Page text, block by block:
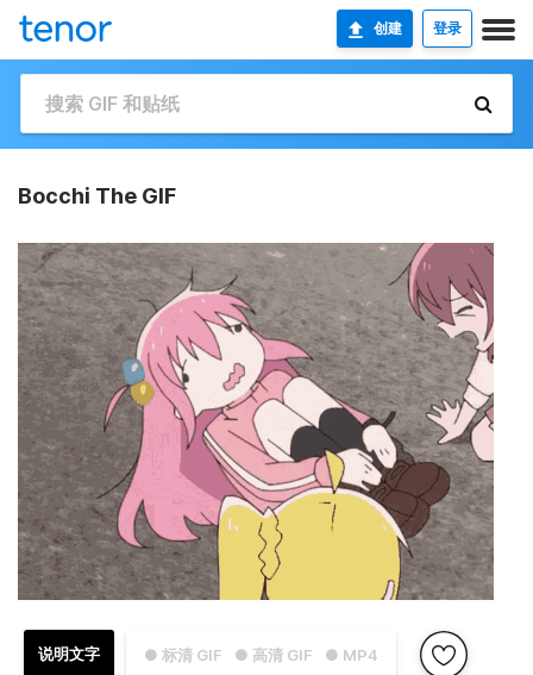
创建 登录
Bocchi The GIF
● 标清 GIF ● 高清 GIF ● MP4
说明文字